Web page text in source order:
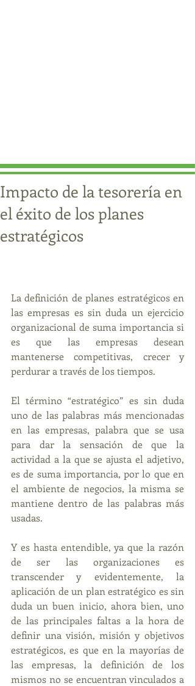
Impacto de la tesorería en
el éxito de los planes
estratégicos
La definición de planes estratégicos en
las empresas es sin duda un ejercicio
organizacional de suma importancia si
es que las empresas desean
mantenerse competitivas, crecer y
perdurar a través de los tiempos.
El término “estratégico” es sin duda
uno de las palabras más mencionadas
en las empresas, palabra que se usa
para dar la sensación de que la
actividad a la que se ajusta el adjetivo,
es de suma importancia, por lo que en
el ambiente de negocios, la misma se
mantiene dentro de las palabras más
usadas.
Y es hasta entendible, ya que la razón
de ser las organizaciones es
transcender y evidentemente, la
aplicación de un plan estratégico es sin
duda un buen inicio, ahora bien, uno
de las principales faltas a la hora de
definir una visión, misión y objetivos
estratégicos, es que en la mayorías de
las empresas, la definición de los
mismos no se encuentran vinculados a